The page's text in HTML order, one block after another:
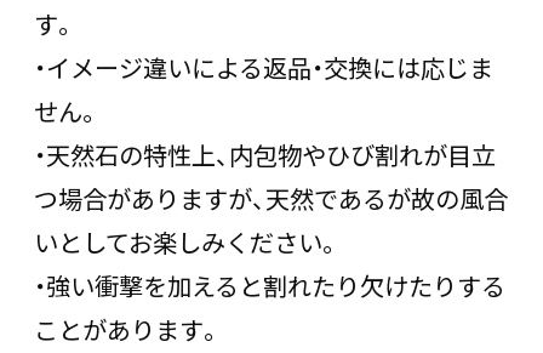
す。
・イメージ違いによる返品・交換には応じま
せん。
・天然石の特性上、内包物やひび割れが目立
つ場合がありますが、天然であるが故の風合
いとしてお楽しみください。
・強い衝撃を加えると割れたり欠けたりする
ことがあります。